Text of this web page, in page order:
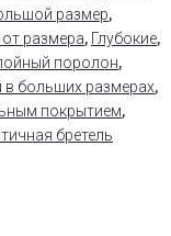
размер,
размера, Глубокие,
поролон,
в больших размерах,
покрытием,
бретель